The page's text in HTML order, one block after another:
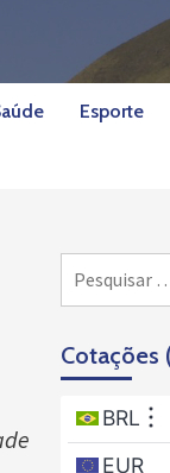
Esporte
Cotações